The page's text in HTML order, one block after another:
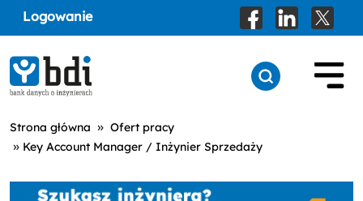
Logowanie
Strona główna » Ofert pracy
» Key Account Manager / Inżynier Sprzedaży